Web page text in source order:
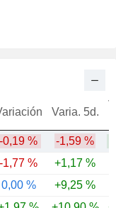
Varia. 5d.
-0,19 % -1,59 %
-1,77 % +1,17 %
0,00 % +9,25 %